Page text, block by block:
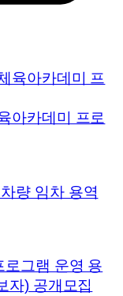
육아카데미 프
아카데미 프로
량 임차 용역
그램 운영 용
자) 공개모집